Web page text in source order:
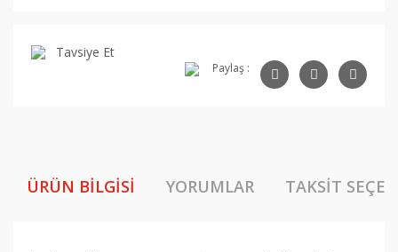
Tavsiye Et
Paylaş :
ÜRÜN BILGISI YORUMLAR TAKSIT